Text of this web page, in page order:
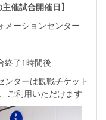
催試合開催日】
メーションセンター
終了1時間後
ンターは観戦チケット
ご利用いただけます